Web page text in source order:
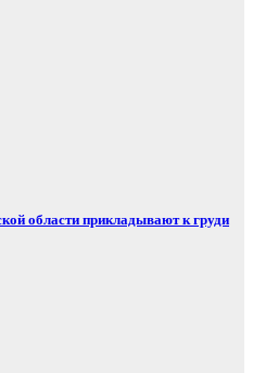
области прикладывают к груди